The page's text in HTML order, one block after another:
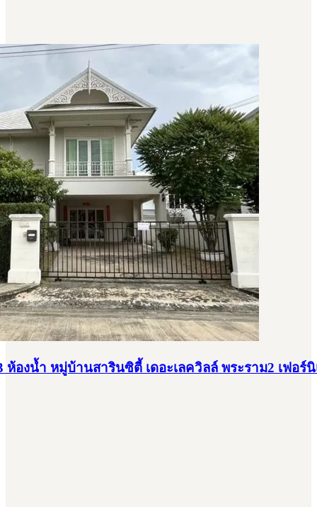
ห้องน้ำ หมู่บ้านสารินซิตี้ เดอะเลควิลล์ พระราม2 เฟอร์